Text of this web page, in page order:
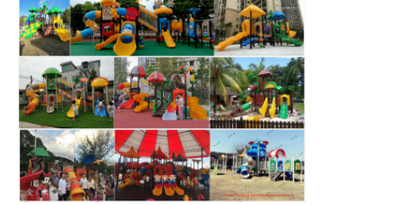
Grote waterglijbaan
Waterparkapparatuur
Spelplaats voor touwklimmen